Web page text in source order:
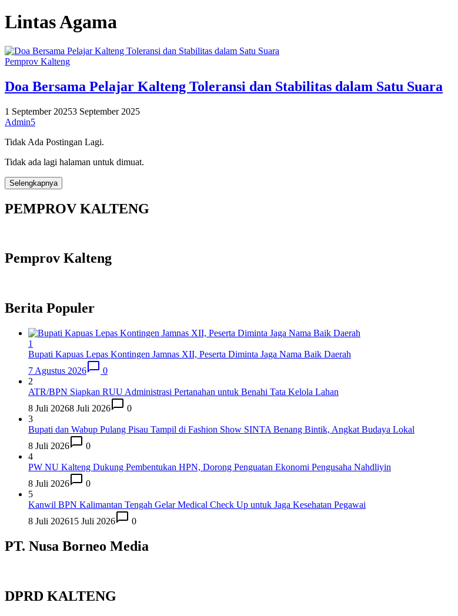
Lintas Agama
Pemprov Kalteng
Doa Bersama Pelajar Kalteng Toleransi dan Stabilitas dalam Satu Suara
1 September 20253 September 2025
Admin5
Tidak Ada Postingan Lagi.
Tidak ada lagi halaman untuk dimuat.
Selengkapnya
PEMPROV KALTENG
Pemprov Kalteng
Berita Populer
1
Bupati Kapuas Lepas Kontingen Jamnas XII, Peserta Diminta Jaga Nama Baik Daerah
7 Agustus 2026
0
2
ATR/BPN Siapkan RUU Administrasi Pertanahan untuk Benahi Tata Kelola Lahan
8 Juli 20268 Juli 2026
0
3
Bupati dan Wabup Pulang Pisau Tampil di Fashion Show SINTA Benang Bintik, Angkat Budaya Lokal
8 Juli 2026
0
4
PW NU Kalteng Dukung Pembentukan HPN, Dorong Penguatan Ekonomi Pengusaha Nahdliyin
8 Juli 2026
0
5
Kanwil BPN Kalimantan Tengah Gelar Medical Check Up untuk Jaga Kesehatan Pegawai
8 Juli 202615 Juli 2026 0
PT. Nusa Borneo Media
DPRD KALTENG